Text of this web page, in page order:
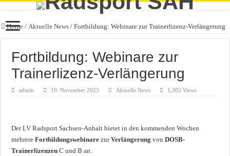
Home / Aktuelle News / Fortbildung: Webinare zur Trainerlizenz-Verlängerung
Fortbildung: Webinare zur
Trainerlizenz-Verlängerung
admin 10. November 2023 Aktuelle News 1,302 Views
Der LV Radsport Sachsen-Anhalt bietet in den kommenden Wochen
mehrereFortbildungswebinare zurVerlängerung vonDOSB-
Trainerlizenzen C und B an.